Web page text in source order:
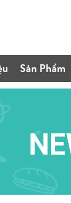
Sản Phẩm